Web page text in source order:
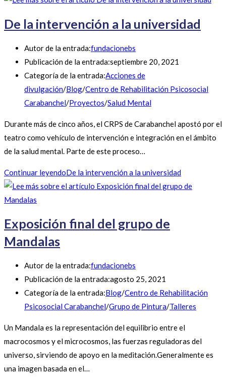
De la intervención a la universidad
Autor de la entrada:fundacionebs
Publicación de la entrada:septiembre 20, 2021
Categoría de la entrada:Acciones de
divulgación/Blog/Centro de Rehabilitación Psicosocial
Carabanchel/Proyectos/Salud Mental
Durante más de cinco años, el CRPS de Carabanchel apostó por el
teatro como vehículo de intervención e integración en el ámbito
de la salud mental. Parte de este proceso…
Continuar leyendoDe la intervención a la universidad
Exposición final del grupo de
Mandalas
Autor de la entrada:fundacionebs
Publicación de la entrada:agosto 25, 2021
Categoría de la entrada:Blog/Centro de Rehabilitación
Psicosocial Carabanchel/Grupo de Pintura/Talleres
Un Mandala es la representación del equilibrio entre el
macrocosmos y el microcosmos, las fuerzas reguladoras del
universo, sirviendo de apoyo en la meditación.Generalmente es
una imagen basada en el…